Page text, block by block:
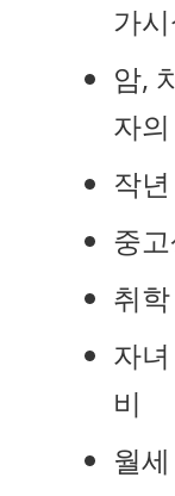
가
암,
자
작
중
취
자
비
월